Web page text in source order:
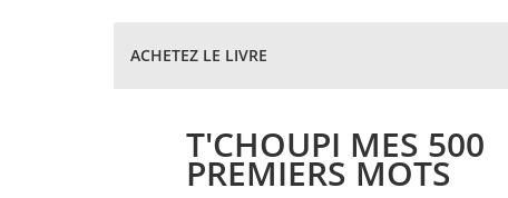
ACHETEZ LE LIVRE
T'CHOUPI MES 500
PREMIERS MOTS